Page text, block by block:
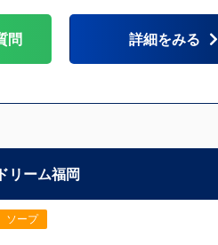
面接対応しております
問 詳細をみる
リーム福岡
ソープ